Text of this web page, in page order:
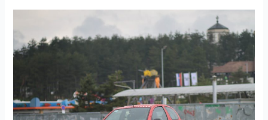
MOTORKANA
ZLATIBOR